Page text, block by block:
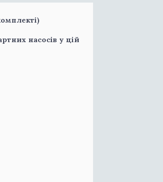
насосів у цій